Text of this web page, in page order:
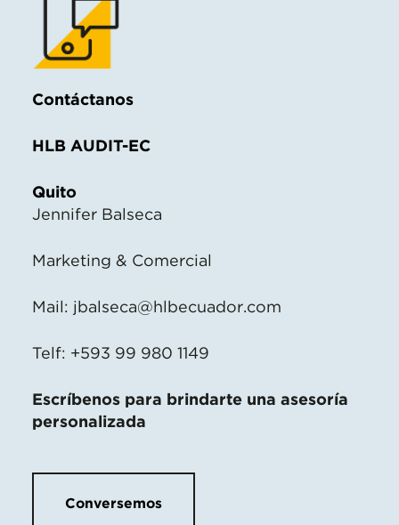
Contáctanos
HLB AUDIT-EC
Quito
Jennifer Balseca
Marketing & Comercial
Mail: jbalseca@hlbecuador.com
Telf: +593 99 980 1149
Escríbenos para brindarte una asesoría
personalizada
Conversemos